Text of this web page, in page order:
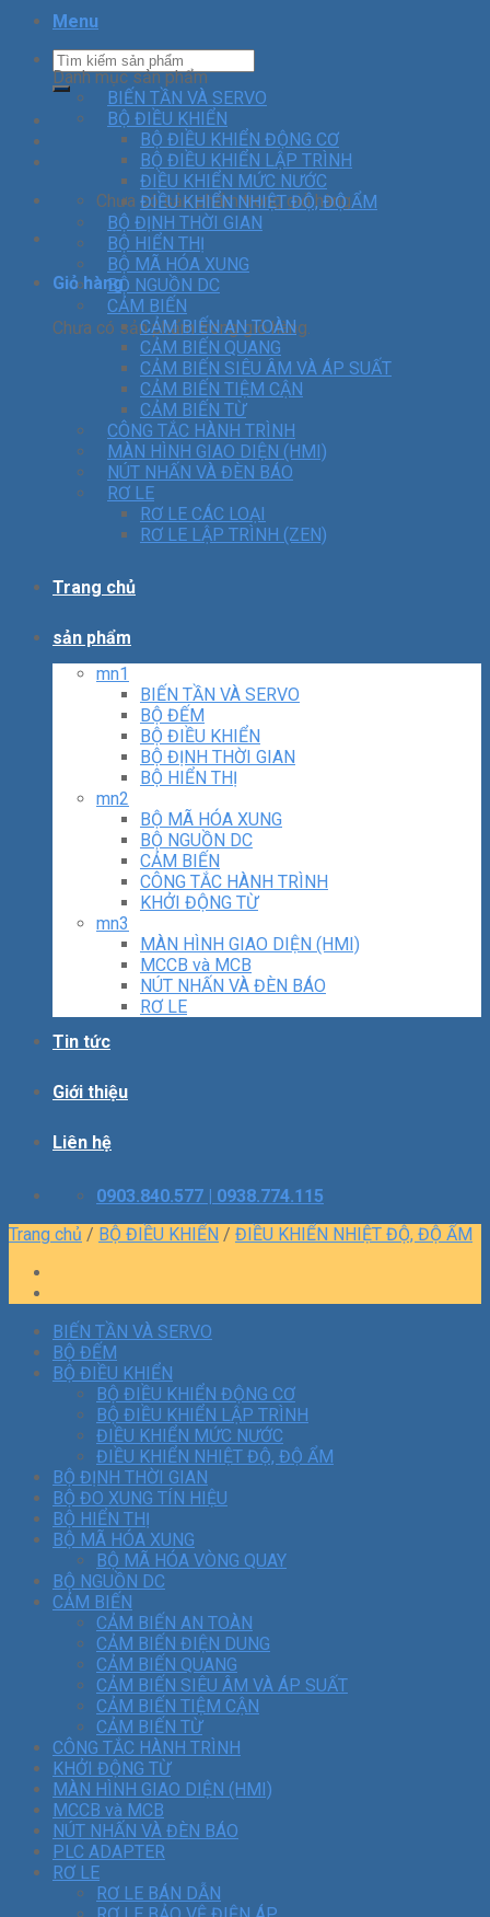
Menu
Chưa có sản phẩm trong giỏ hàng.
Giỏ hàng
Chưa có sản phẩm trong giỏ hàng.
Danh mục sản phẩm
BIẾN TẦN VÀ SERVO
BỘ ĐIỀU KHIỂN
BỘ ĐIỀU KHIỂN ĐỘNG CƠ
BỘ ĐIỀU KHIỂN LẬP TRÌNH
ĐIỀU KHIỂN MỨC NƯỚC
ĐIỀU KHIỂN NHIỆT ĐỘ, ĐỘ ẨM
BỘ ĐỊNH THỜI GIAN
BỘ HIỂN THỊ
BỘ MÃ HÓA XUNG
BỘ NGUỒN DC
CẢM BIẾN
CẢM BIẾN AN TOÀN
CẢM BIẾN QUANG
CẢM BIẾN SIÊU ÂM VÀ ÁP SUẤT
CẢM BIẾN TIỆM CẬN
CẢM BIẾN TỪ
CÔNG TẮC HÀNH TRÌNH
MÀN HÌNH GIAO DIỆN (HMI)
NÚT NHẤN VÀ ĐÈN BÁO
RƠ LE
RƠ LE CÁC LOẠI
RƠ LE LẬP TRÌNH (ZEN)
Trang chủ
sản phẩm
mn1
BIẾN TẦN VÀ SERVO
BỘ ĐẾM
BỘ ĐIỀU KHIỂN
BỘ ĐỊNH THỜI GIAN
BỘ HIỂN THỊ
mn2
BỘ MÃ HÓA XUNG
BỘ NGUỒN DC
CẢM BIẾN
CÔNG TẮC HÀNH TRÌNH
KHỞI ĐỘNG TỪ
mn3
MÀN HÌNH GIAO DIỆN (HMI)
MCCB và MCB
NÚT NHẤN VÀ ĐÈN BÁO
RƠ LE
Tin tức
Giới thiệu
Liên hệ
0903.840.577 | 0938.774.115
Trang chủ / BỘ ĐIỀU KHIỂN / ĐIỀU KHIỂN NHIỆT ĐỘ, ĐỘ ẨM
BIẾN TẦN VÀ SERVO
BỘ ĐẾM
BỘ ĐIỀU KHIỂN
BỘ ĐIỀU KHIỂN ĐỘNG CƠ
BỘ ĐIỀU KHIỂN LẬP TRÌNH
ĐIỀU KHIỂN MỨC NƯỚC
ĐIỀU KHIỂN NHIỆT ĐỘ, ĐỘ ẨM
BỘ ĐỊNH THỜI GIAN
BỘ ĐO XUNG TÍN HIỆU
BỘ HIỂN THỊ
BỘ MÃ HÓA XUNG
BỘ MÃ HÓA VÒNG QUAY
BỘ NGUỒN DC
CẢM BIẾN
CẢM BIẾN AN TOÀN
CẢM BIẾN ĐIỆN DUNG
CẢM BIẾN QUANG
CẢM BIẾN SIÊU ÂM VÀ ÁP SUẤT
CẢM BIẾN TIỆM CẬN
CẢM BIẾN TỪ
CÔNG TẮC HÀNH TRÌNH
KHỞI ĐỘNG TỪ
MÀN HÌNH GIAO DIỆN (HMI)
MCCB và MCB
NÚT NHẤN VÀ ĐÈN BÁO
PLC ADAPTER
RƠ LE
RƠ LE BÁN DẪN